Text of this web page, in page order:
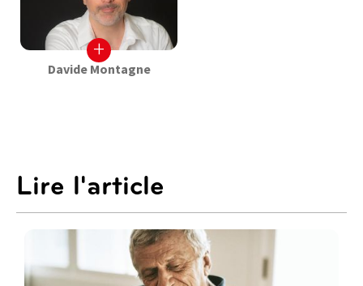
+
Davide Montagne
Lire l'article